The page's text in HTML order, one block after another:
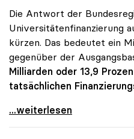
Die Antwort der
Universitätenfinanzierung
kürzen. Das bedeutet ein
gegenüber der
Milliarden oder 13,9
tatsächlichen
\"Österreich ist für die
...weiterlesen